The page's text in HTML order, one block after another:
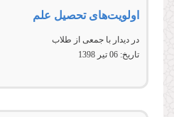
اولویت‌های تحصیل علم
در دیدار با جمعی از طلاب
تاریخ: 06 تير 1398